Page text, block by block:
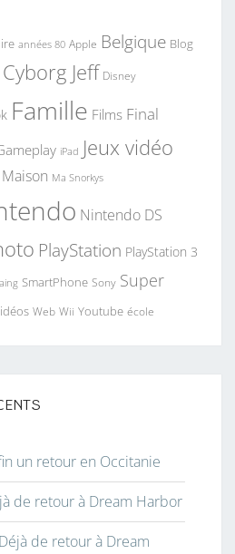
années 80 Apple Belgique Blog
Cyborg Jeff Disney
Famille Films Final
iPad Jeux vidéo
Maison Ma Snorkys
Nintendo DS
PlayStation PlayStation 3
SmartPhone Sony Super
Web Wii Youtube école
un retour en Occitanie
de retour à Dream Harbor
Déjà de retour à Dream